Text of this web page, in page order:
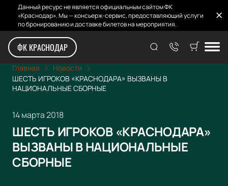
Данный ресурс не является официальным сайтом ФК
«Краснодар». Мы — консьерж-сервис, предоставляющий услуги
по бронированию и доставке билетов на мероприятия.
ФК КРАСНОДАР
Главная
Новости
ШЕСТЬ ИГРОКОВ «КРАСНОДАРА» ВЫЗВАНЫ В
НАЦИОНАЛЬНЫЕ СБОРНЫЕ
14 марта 2018
ШЕСТЬ ИГРОКОВ «КРАСНОДАРА»
ВЫЗВАНЫ В НАЦИОНАЛЬНЫЕ
СБОРНЫЕ